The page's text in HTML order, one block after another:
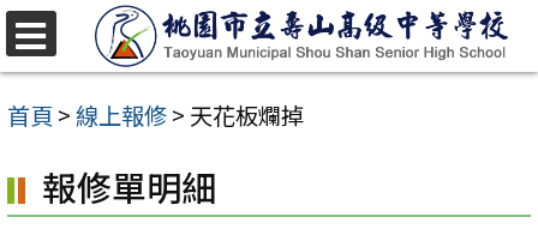
跳
至
主
內
容
首頁 >線上報修> 天花板爛掉
報修單明細
選
單